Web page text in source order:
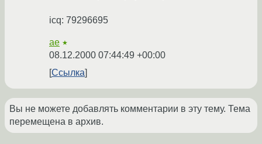
icq: 79296695
ae ★
08.12.2000 07:44:49 +00:00
Ссылка
Вы не можете добавлять комментарии в эту тему. Тема
перемещена в архив.